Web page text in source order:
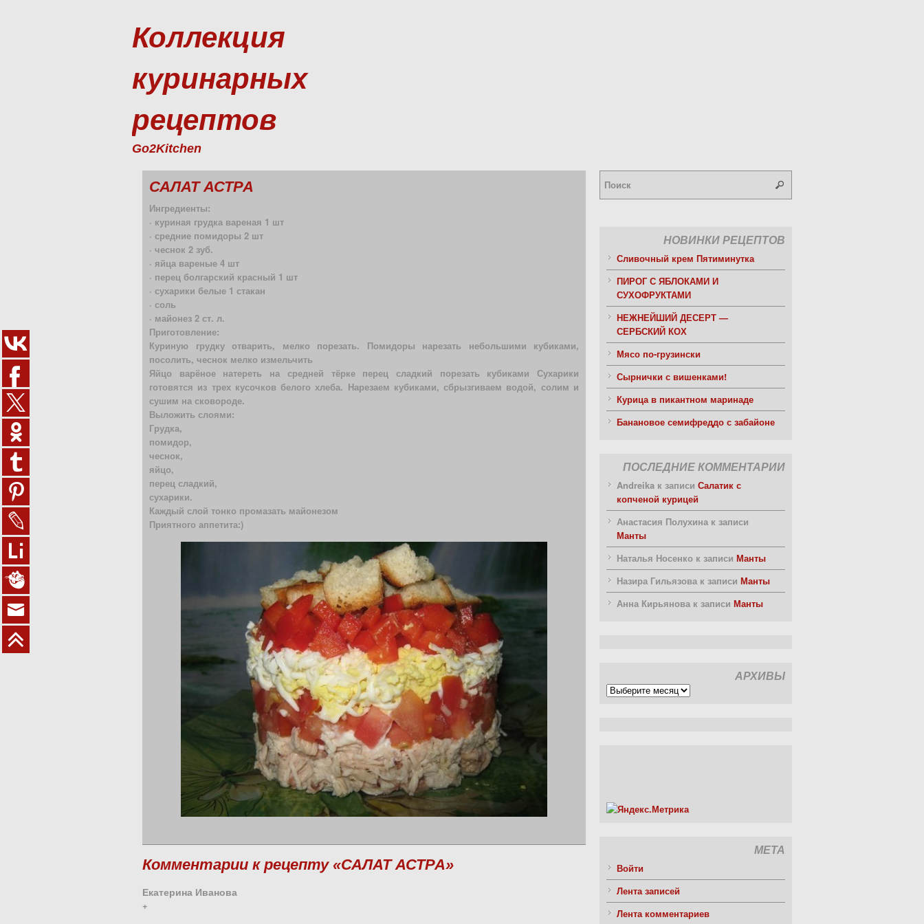
Коллекция
куринарных
рецептов
Go2Kitchen
САЛАТ АСТРА
Ингредиенты:
· куриная грудка вареная 1 шт
· средние помидоры 2 шт
· чеснок 2 зуб.
· яйца вареные 4 шт
· перец болгарский красный 1 шт
· сухарики белые 1 стакан
· соль
· майонез 2 ст. л.
Приготовление:
Куриную грудку отварить, мелко порезать. Помидоры нарезать небольшими кубиками,
посолить, чеснок мелко измельчить
Яйцо варёное натереть на средней тёрке перец сладкий порезать кубиками Сухарики
готовятся из трех кусочков белого хлеба. Нарезаем кубиками, сбрызгиваем водой, солим и
сушим на сковороде.
Выложить слоями:
Грудка,
помидор,
чеснок,
яйцо,
перец сладкий,
сухарики.
Каждый слой тонко промазать майонезом
Приятного аппетита:)
Комментарии к рецепту «САЛАТ АСТРА»
Екатерина Иванова
+
НОВИНКИ РЕЦЕПТОВ
Сливочный крем Пятиминутка
ПИРОГ С ЯБЛОКАМИ И
СУХОФРУКТАМИ
НЕЖНЕЙШИЙ ДЕСЕРТ —
СЕРБСКИЙ КОХ
Мясо по-грузински
Сырнички с вишенками!
Курица в пикантном маринаде
Банановое семифреддо с забайоне
ПОСЛЕДНИЕ КОММЕНТАРИИ
Andreika к записи Салатик с
копченой курицей
Анастасия Полухина к записи
Манты
Наталья Носенко к записи Манты
Назира Гильязова к записи Манты
Анна Кирьянова к записи Манты
АРХИВЫ
Архивы
МЕТА
Войти
Лента записей
Лента комментариев